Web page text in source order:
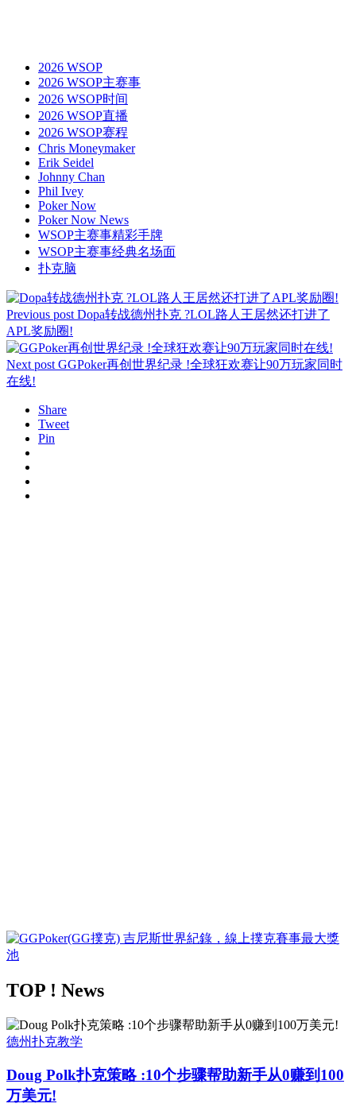
2026 WSOP
2026 WSOP主赛事
2026 WSOP时间
2026 WSOP直播
2026 WSOP赛程
Chris Moneymaker
Erik Seidel
Johnny Chan
Phil Ivey
Poker Now
Poker Now News
WSOP主赛事精彩手牌
WSOP主赛事经典名场面
扑克脑
Previous post Dopa转战德州扑克 ?LOL路人王居然还打进了
APL奖励圈!
Next post GGPoker再创世界纪录 !全球狂欢赛让90万玩家同时
在线!
Share
Tweet
Pin
TOP ! News
德州扑克教学
Doug Polk扑克策略 :10个步骤帮助新手从0赚到100
万美元!